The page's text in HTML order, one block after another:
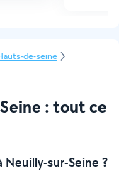
de-seine
: tout ce
sur-Seine ?